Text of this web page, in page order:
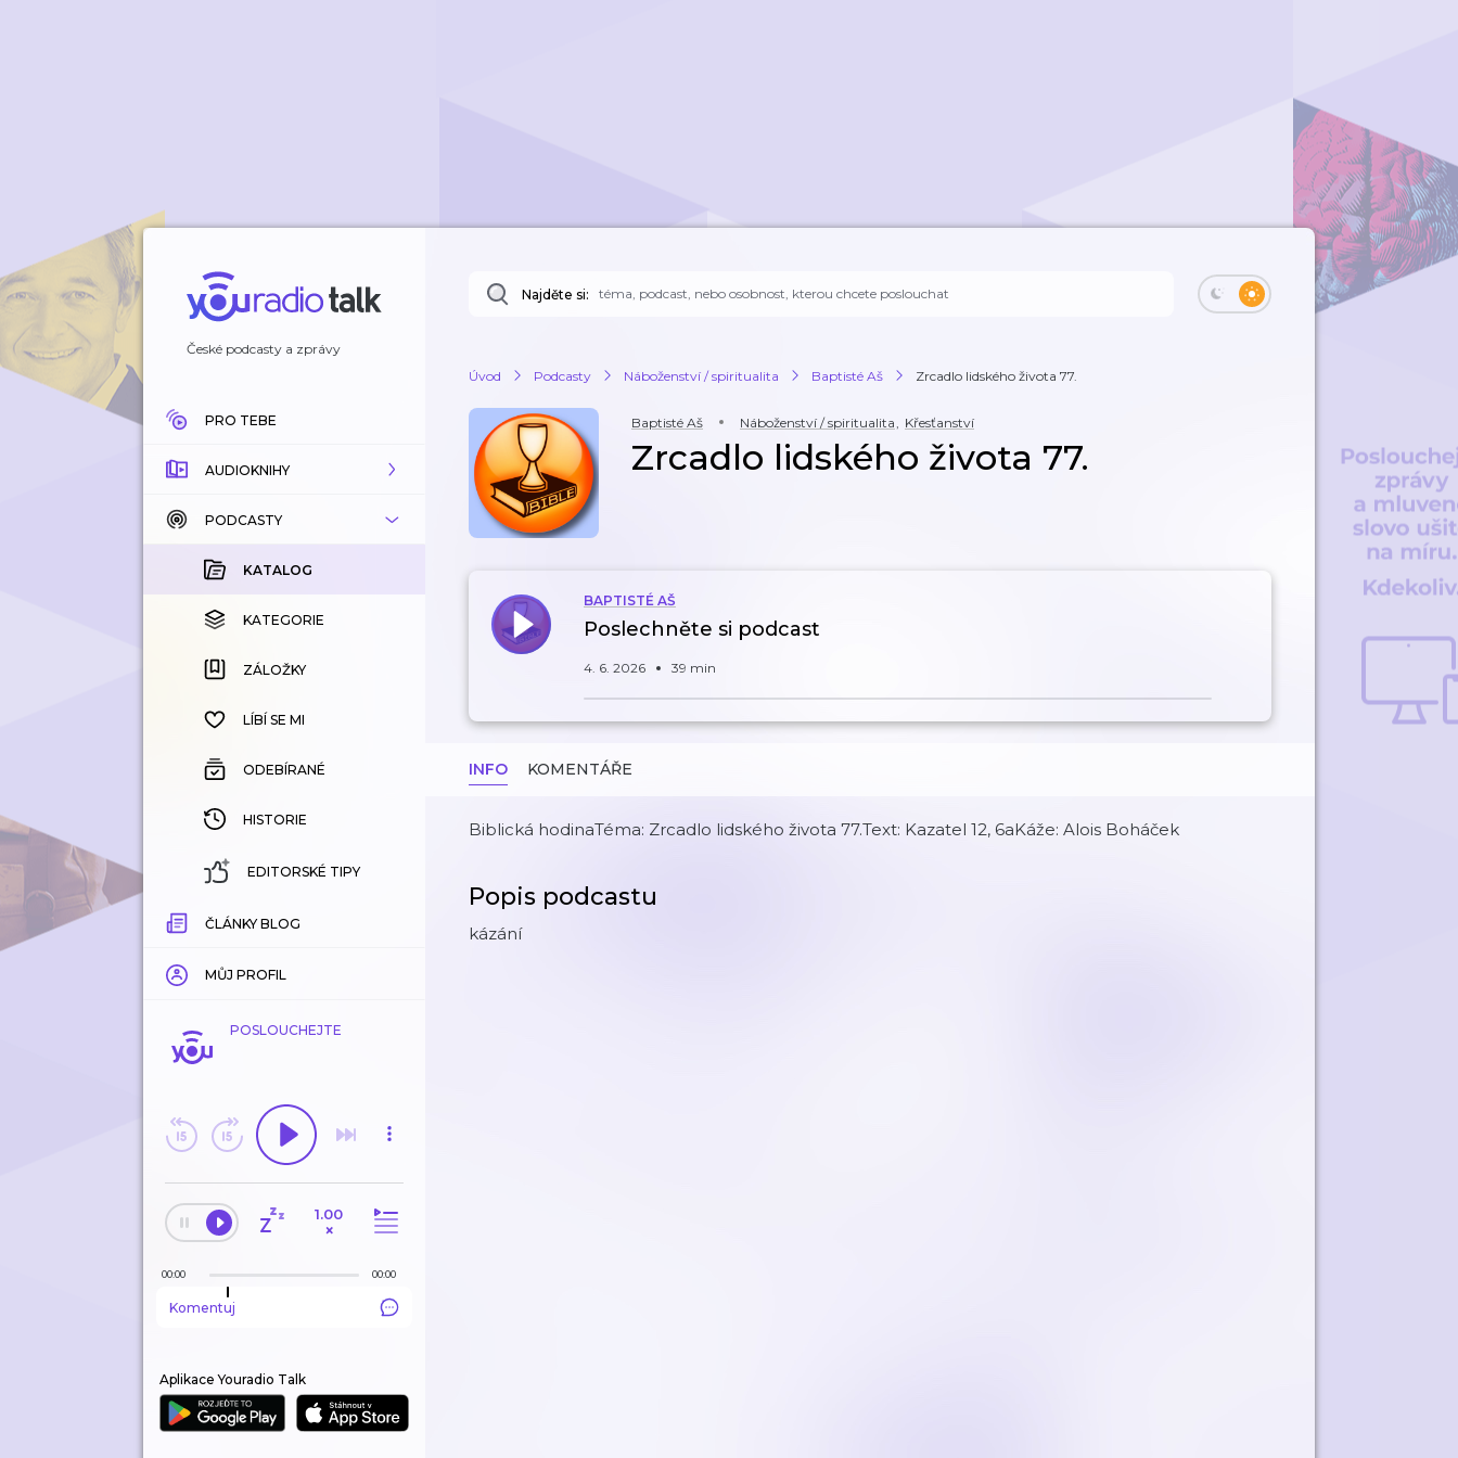
České podcasty a zprávy
PRO TEBE
AUDIOKNIHY
KATALOG
KOUPENÉ
KATEGORIE
ZÁLOŽKY
HISTORIE
PODCASTY
KATALOG
KATEGORIE
ZÁLOŽKY
LÍBÍ SE MI
ODEBÍRANÉ
HISTORIE
EDITORSKÉ TIPY
ČLÁNKY BLOG
MŮJ PROFIL
POSLOUCHEJTE
1.00
×
00:00 00:00
Komentuj
Aplikace Youradio Talk
Najděte si:
Úvod Podcasty Náboženství / spiritualita Baptisté Aš Zrcadlo lidského života 77.
Baptisté Aš Náboženství / spiritualita, Křesťanství
Zrcadlo lidského života 77.
BAPTISTÉ AŠ
Poslechněte si podcast
4. 6. 2026 39 min
INFO KOMENTÁŘE
Biblická hodinaTéma: Zrcadlo lidského života 77.Text: Kazatel 12, 6aKáže: Alois Boháček
Popis podcastu
kázání